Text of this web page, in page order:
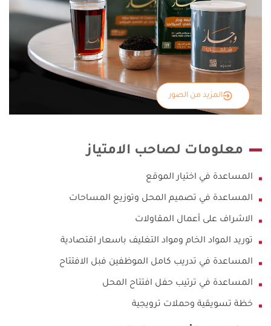
المزيد من الصور
معلومات لصاحب الامتياز
المساعدة في اختيار الموقع
المساعدة في تصميم المحل وتوزيع المساحات
الاشراف على أعمال المقاولات
توريد المواد الخام ومواد التغليف باسعار اقتصادية
المساعدة في تدريب كامل الموظفين فبل الافتتاح
المساعدة في ترتيب حفل افتتاح المحل
خظة تسويقية وحملات ترويجية